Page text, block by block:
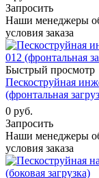
Запросить
Наши менеджеры
условия заказа
Быстрый просмотр
Пескоструйная
(фронтальная
0 руб.
Запросить
Наши менеджеры
условия заказа